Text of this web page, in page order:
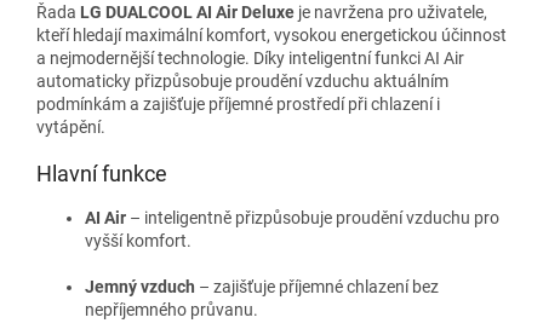
Řada LG DUALCOOL AI Air Deluxe je navržena pro uživatele,
kteří hledají maximální komfort, vysokou energetickou účinnost
a nejmodernější technologie. Díky inteligentní funkci AI Air
automaticky přizpůsobuje proudění vzduchu aktuálním
podmínkám a zajišťuje příjemné prostředí při chlazení i
vytápění.
Hlavní funkce
AI Air – inteligentně přizpůsobuje proudění vzduchu pro
vyšší komfort.
Jemný vzduch – zajišťuje příjemné chlazení bez
nepříjemného průvanu.